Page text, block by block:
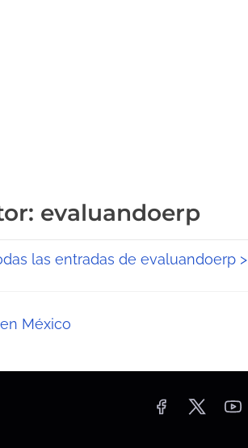
evaluandoerp
las entradas de evaluandoerp >
México